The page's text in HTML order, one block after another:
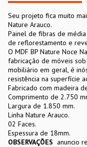
Seu projeto fica muito
Nature Arauco.
Painel de fibras de
de reflorestamento e
O MDF BP Nature Noce
fabricação de móveis
mobiliário em geral, é
resistência na superfície
Fabricado com madeira
Comprimento de 2.750
Largura de 1.850 mm.
Linha Nature Arauco.
02 Faces.
Espessura de 18mm.
OBSERVAÇÕES anuncio